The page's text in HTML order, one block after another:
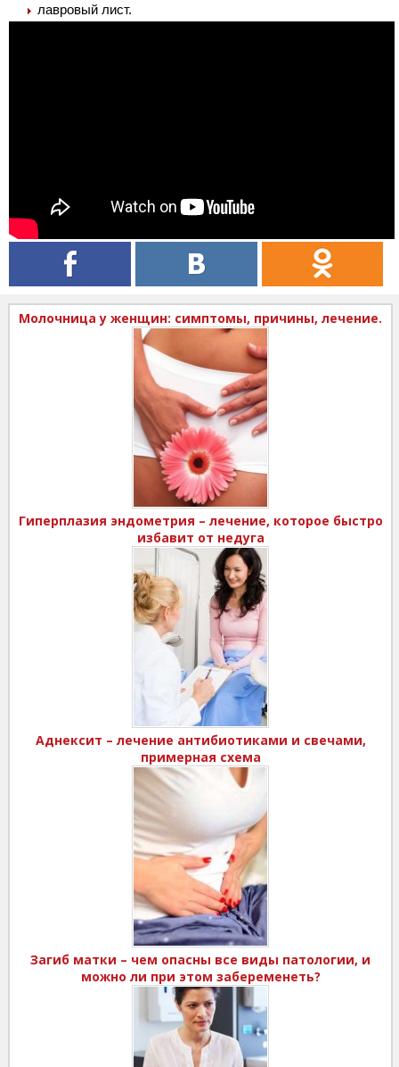
лавровый лист.
Молочница у женщин: симптомы, причины, лечение.
Гиперплазия эндометрия – лечение, которое быстро
избавит от недуга
Аднексит – лечение антибиотиками и свечами,
примерная схема
Загиб матки – чем опасны все виды патологии, и
можно ли при этом забеременеть?